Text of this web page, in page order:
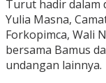
Turut hadir dalam
Yulia Masna,
Forkopimca, Wali
bersama Bamus
undangan lainnya.